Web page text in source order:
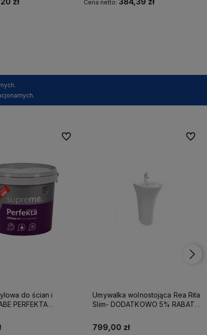
Cena netto:
do ścian i
PERFEKTA
Do ulubionych
Umywalka wolnostojąca Rea Rita
Slim- DODATKOWO 5% RABATU
799,00 zł
Do